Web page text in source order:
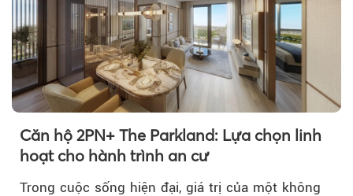
Căn hộ 2PN+ The Parkland: Lựa chọn linh
hoạt cho hành trình an cư
Trong cuộc sống hiện đại, giá trị của một không